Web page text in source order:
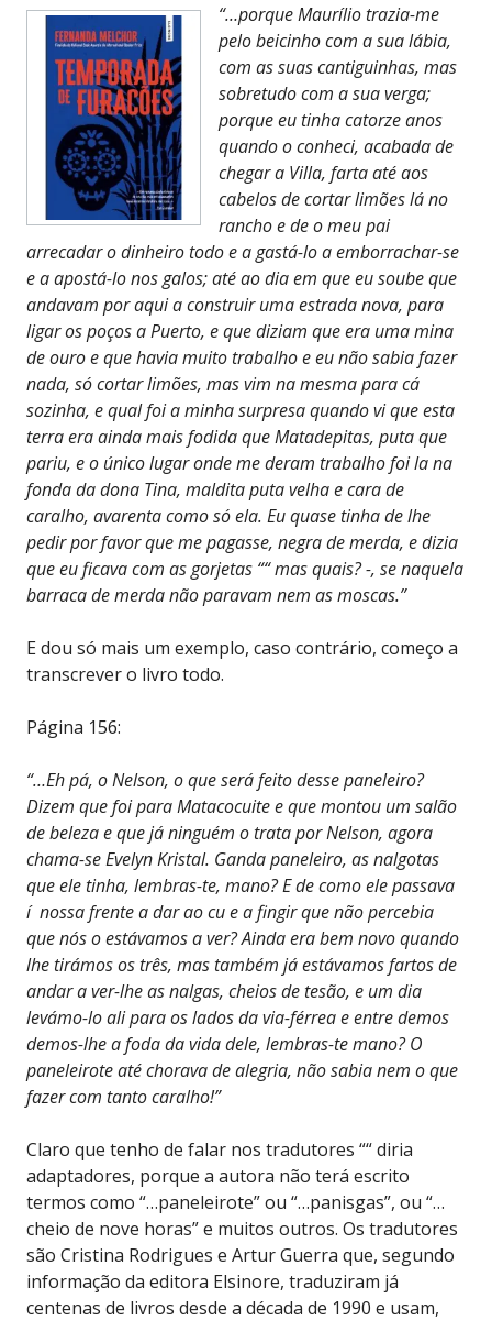
“…porque Maurílio trazia-me
pelo beicinho com a sua lábia,
com as suas cantiguinhas, mas
sobretudo com a sua verga;
porque eu tinha catorze anos
quando o conheci, acabada de
chegar a Villa, farta até aos
cabelos de cortar limões lá no
rancho e de o meu pai
arrecadar o dinheiro todo e a gastá-lo a emborrachar-se
e a apostá-lo nos galos; até ao dia em que eu soube que
andavam por aqui a construir uma estrada nova, para
ligar os poços a Puerto, e que diziam que era uma mina
de ouro e que havia muito trabalho e eu não sabia fazer
nada, só cortar limões, mas vim na mesma para cá
sozinha, e qual foi a minha surpresa quando vi que esta
terra era ainda mais fodida que Matadepitas, puta que
pariu, e o único lugar onde me deram trabalho foi la na
fonda da dona Tina, maldita puta velha e cara de
caralho, avarenta como só ela. Eu quase tinha de lhe
pedir por favor que me pagasse, negra de merda, e dizia
que eu ficava com as gorjetas ““ mas quais? -, se naquela
barraca de merda não paravam nem as moscas.”
E dou só mais um exemplo, caso contrário, começo a
transcrever o livro todo.
Página 156:
“…Eh pá, o Nelson, o que será feito desse paneleiro?
Dizem que foi para Matacocuite e que montou um salão
de beleza e que já ninguém o trata por Nelson, agora
chama-se Evelyn Kristal. Ganda paneleiro, as nalgotas
que ele tinha, lembras-te, mano? E de como ele passava
í nossa frente a dar ao cu e a fingir que não percebia
que nós o estávamos a ver? Ainda era bem novo quando
lhe tirámos os três, mas também já estávamos fartos de
andar a ver-lhe as nalgas, cheios de tesão, e um dia
levámo-lo ali para os lados da via-férrea e entre demos
demos-lhe a foda da vida dele, lembras-te mano? O
paneleirote até chorava de alegria, não sabia nem o que
fazer com tanto caralho!”
Claro que tenho de falar nos tradutores ““ diria
adaptadores, porque a autora não terá escrito
termos como “…paneleirote” ou “…panisgas”, ou “…
cheio de nove horas” e muitos outros. Os tradutores
são Cristina Rodrigues e Artur Guerra que, segundo
informação da editora Elsinore, traduziram já
centenas de livros desde a década de 1990 e usam,